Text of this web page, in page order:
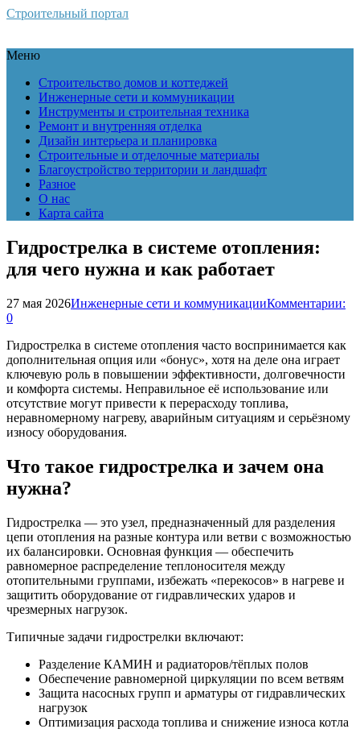
Строительный портал
Меню
Строительство домов и коттеджей
Инженерные сети и коммуникации
Инструменты и строительная техника
Ремонт и внутренняя отделка
Дизайн интерьера и планировка
Строительные и отделочные материалы
Благоустройство территории и ландшафт
Разное
О нас
Карта сайта
Гидрострелка в системе отопления:
для чего нужна и как работает
27 мая 2026Инженерные сети и коммуникацииКомментарии:
0
Гидрострелка в системе отопления часто воспринимается как
дополнительная опция или «бонус», хотя на деле она играет
ключевую роль в повышении эффективности, долговечности
и комфорта системы. Неправильное её использование или
отсутствие могут привести к перерасходу топлива,
неравномерному нагреву, аварийным ситуациям и серьёзному
износу оборудования.
Что такое гидрострелка и зачем она
нужна?
Гидрострелка — это узел, предназначенный для разделения
цепи отопления на разные контура или ветви с возможностью
их балансировки. Основная функция — обеспечить
равномерное распределение теплоносителя между
отопительными группами, избежать «перекосов» в нагреве и
защитить оборудование от гидравлических ударов и
чрезмерных нагрузок.
Типичные задачи гидрострелки включают:
Разделение КАМИН и радиаторов/тёплых полов
Обеспечение равномерной циркуляции по всем ветвям
Защита насосных групп и арматуры от гидравлических
нагрузок
Оптимизация расхода топлива и снижение износа котла